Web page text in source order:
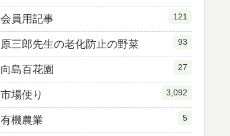
会員用記事 121
原三郎先生の老化防止の野菜 93
向島百花園 27
市場便り 3,092
有機農業 5